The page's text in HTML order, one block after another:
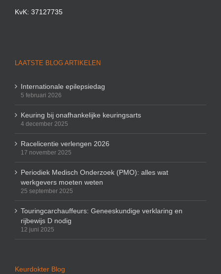
KvK: 37127735
LAATSTE BLOG ARTIKELEN
Internationale epilepsiedag
5 februari 2026
Keuring bij onafhankelijke keuringsarts
4 december 2025
Racelicentie verlengen 2026
17 november 2025
Periodiek Medisch Onderzoek (PMO): alles wat
werkgevers moeten weten
25 september 2025
Touringcarchauffeurs: Geneeskundige verklaring en
rijbewijs D nodig
12 juni 2025
Keurdokter Blog